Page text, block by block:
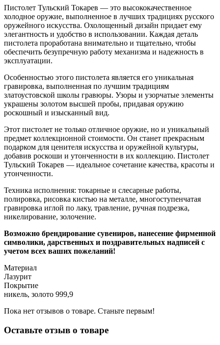
Пистолет Тульский Токарев — это высококачественное
холодное оружие, выполненное в лучших традициях русского
оружейного искусства. Охолощенный дизайн придает ему
элегантность и удобство в использовании. Каждая деталь
пистолета проработана внимательно и тщательно, чтобы
обеспечить безупречную работу механизма и надежность в
эксплуатации.
Особенностью этого пистолета является его уникальная
гравировка, выполненная по лучшим традициям
златоустовской школы гравюры. Узоры и узорчатые элементы
украшены золотом высшей пробы, придавая оружию
роскошный и изысканный вид.
Этот пистолет не только отличное оружие, но и уникальный
предмет коллекционной стоимости. Он станет прекрасным
подарком для ценителя искусства и оружейной культуры,
добавив роскоши и утонченности в их коллекцию. Пистолет
Тульский Токарев — идеальное сочетание качества, красоты и
утонченности.
Техника исполнения: токарные и слесарные работы,
полировка, рисовка кистью на металле, многоступенчатая
гравировка иглой по лаку, травление, ручная подрезка,
никелирование, золочение.
Возможно брендирование сувениров, нанесение фирменной
символики, дарственных и поздравительных надписей с
учетом всех ваших пожеланий!
Материал
Лазурит
Покрытие
никель, золото 999,9
Пока нет отзывов о товаре. Станьте первым!
Оставьте отзыв о товаре